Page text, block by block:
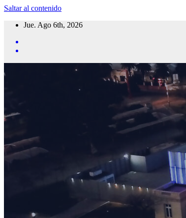
Saltar al contenido
Jue. Ago 6th, 2026